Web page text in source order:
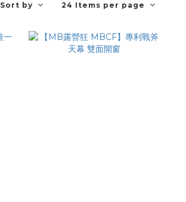
Sort by 24 Items per page